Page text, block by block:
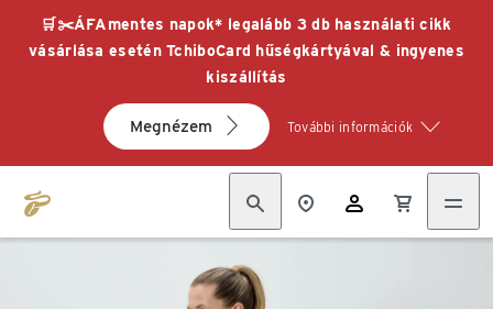
🛒✂️ÁFAmentes napok* legalább 3 db használati cikk
vásárlása esetén TchiboCard hűségkártyával & ingyenes
kiszállítás
Megnézem További információk